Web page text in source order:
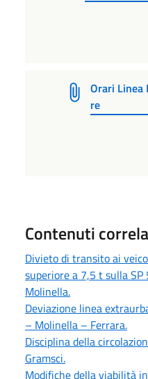
Orari Linea
re
Contenuti
Divieto di transito ai
superiore a 7,5 t sulla SP
Molinella.
Deviazione linea
– Molinella – Ferrara.
Disciplina della
Gramsci.
Modifiche della viabilità